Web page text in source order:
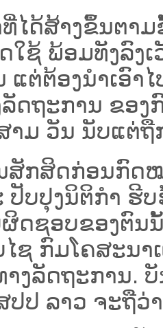
ໄດ້ສ້າງຂຶ້ນຕາ
ໃຊ້ ພ້ອມທັງລົງ
ຕ່ຕ້ອງນໍາເອົາ
ດ​ຖະ​ການ​ ຂອ
ມ ວັນ ນັບແຕ່ຖື
ກ​ສິດ​ກ່ອນ​ກົດ​ໝ
ປັບ​ປຸງນິ​ຕິ​ກຳ ຮີ
ດຊອບຂອງຕົນ
ໄຊ​ ກົມໂຄສະນ
ງລັດຖະການ.
ປ​ປ ລາວ ​ຈະຖື​